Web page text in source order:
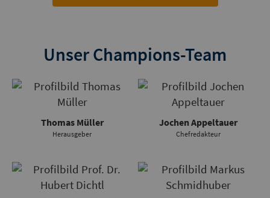
Unser Champions-Team
Thomas Müller
Herausgeber
Jochen Appeltauer
Chefredakteur